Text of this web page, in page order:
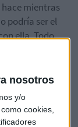
nosotros
y/o
cookies,
mientras
podría ser el
ella. Todo
participación
acción, el
ACS, en la
el diario
del orden
por un